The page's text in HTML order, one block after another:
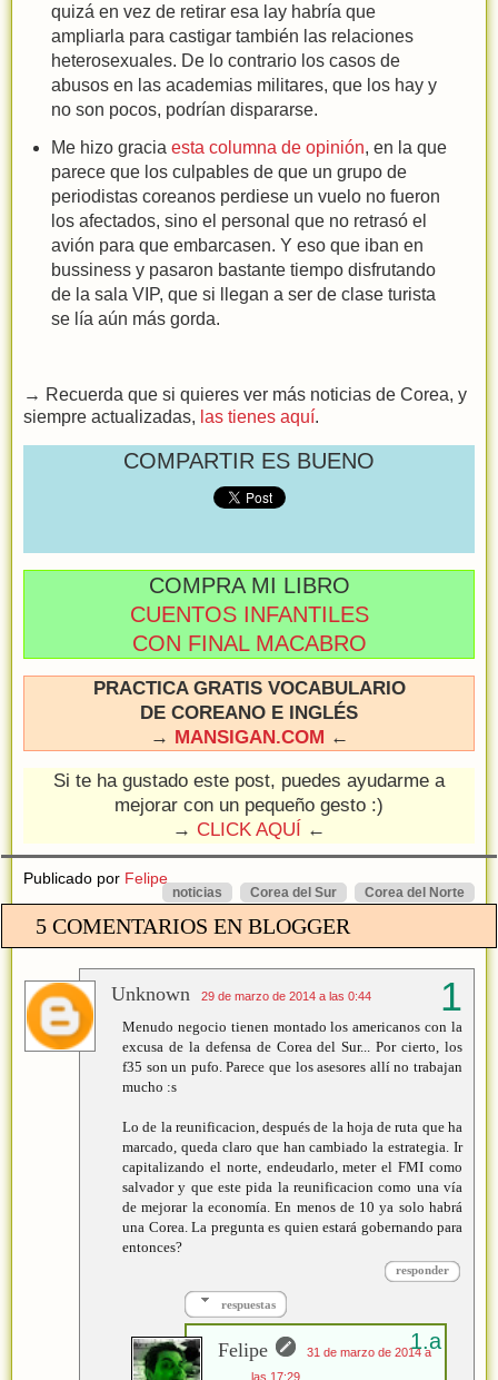
quizá en vez de retirar esa lay habría que
ampliarla para castigar también las relaciones
heterosexuales. De lo contrario los casos de
abusos en las academias militares, que los hay y
no son pocos, podrían dispararse.
Me hizo gracia esta columna de opinión, en la que
parece que los culpables de que un grupo de
periodistas coreanos perdiese un vuelo no fueron
los afectados, sino el personal que no retrasó el
avión para que embarcasen. Y eso que iban en
bussiness y pasaron bastante tiempo disfrutando
de la sala VIP, que si llegan a ser de clase turista
se lía aún más gorda.
→ Recuerda que si quieres ver más noticias de Corea, y
siempre actualizadas, las tienes aquí.
COMPARTIR ES BUENO
COMPRA MI LIBRO
CUENTOS INFANTILES
CON FINAL MACABRO
PRACTICA GRATIS VOCABULARIO
DE COREANO E INGLÉS
→ MANSIGAN.COM ←
Si te ha gustado este post, puedes ayudarme a
mejorar con un pequeño gesto :)
→ CLICK AQUÍ ←
Publicado por Felipe
Corea del Norte
Corea del Sur
noticias
5 COMENTARIOS EN BLOGGER
Unknown 29 de marzo de 2014 a las 0:44
Menudo negocio tienen montado los americanos con la
excusa de la defensa de Corea del Sur... Por cierto, los
f35 son un pufo. Parece que los asesores allí no trabajan
mucho :s
Lo de la reunificacion, después de la hoja de ruta que ha
marcado, queda claro que han cambiado la estrategia. Ir
capitalizando el norte, endeudarlo, meter el FMI como
salvador y que este pida la reunificacion como una vía
de mejorar la economía. En menos de 10 ya solo habrá
una Corea. La pregunta es quien estará gobernando para
entonces?
responder
respuestas
Felipe
31 de marzo de 2014 a
las 17:29